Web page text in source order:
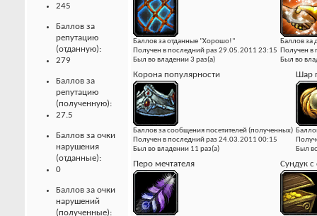
245
Баллов за
репутацию
(отданную):
279
Баллов за
репутацию
(полученную):
27.5
Баллов за очки
нарушения
(отданные):
0
Баллов за очки
нарушений
(полученные):
Баллов за отданные "Хорошо!"
Получен в последний раз 29.05.2011 23:15
Был во владении 3 раз(а)
Баллов за
Получен в
Был во
Корона популярности
Баллов за сообщения посетителей (полученных)
Получен в последний раз 24.03.2011 00:15
Был во владении 11 раз(а)
Шар
Был
Перо мечтателя Сундук